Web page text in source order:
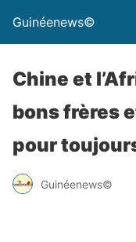
Guinéenews©
Chine et
bons frères
pour
Guinéenews©